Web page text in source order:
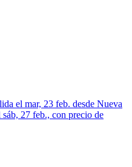
el mar, 23 feb. desde Nueva
27 feb., con precio de